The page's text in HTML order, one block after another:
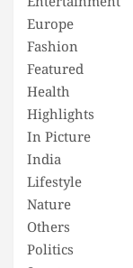
Europe
Fashion
Featured
Health
Highlights
In Picture
India
Lifestyle
Nature
Others
Politics